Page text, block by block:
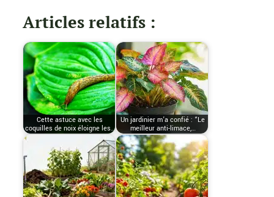
Articles relatifs :
Cette astuce avec les
coquilles de noix éloigne les…
Un jardinier m’a confié : “Le
meilleur anti-limace,…